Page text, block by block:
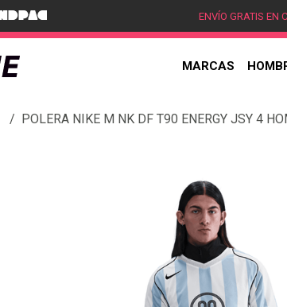
ENVÍO GRATIS EN
MARCAS
POLERA NIKE M NK DF T90 ENERGY JSY 4